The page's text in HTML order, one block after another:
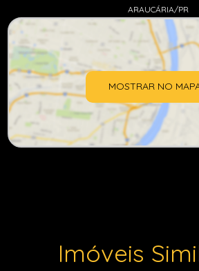
ARAUCÁRIA/PR
MOSTRAR NO
Imóveis